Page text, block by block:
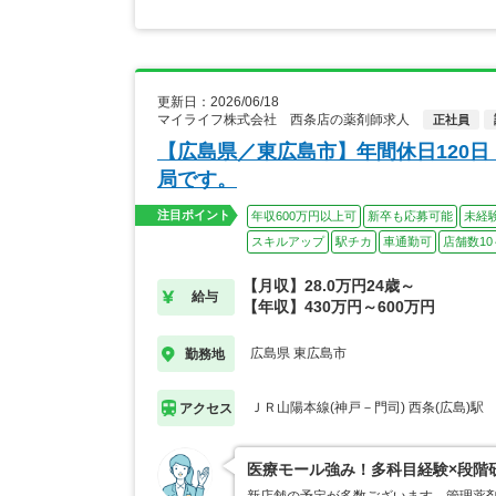
更新日：2026/06/18
マイライフ株式会社 西条店の薬剤師求人
正社員
【広島県／東広島市】年間休日120
局です。
注目ポイント 年収600万円以上可 新卒も応募可能
未経
スキルアップ
駅チカ 車通勤可 店舗数10
給与
【月収】28.0万円24歳～
【年収】430万円～600万円
勤務地 広島県 東広島市
アクセス ＪＲ山陽本線(神戸－門司) 西条(広島)駅
医療モール強み！多科目経験×段階